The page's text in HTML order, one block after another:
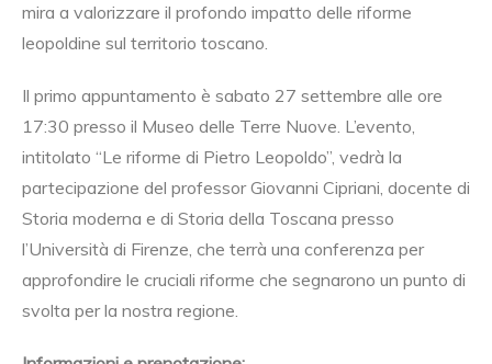
mira a valorizzare il profondo impatto delle riforme
leopoldine sul territorio toscano.
Il primo appuntamento è sabato 27 settembre alle ore
17:30 presso il Museo delle Terre Nuove. L’evento,
intitolato “Le riforme di Pietro Leopoldo”, vedrà la
partecipazione del professor Giovanni Cipriani, docente di
Storia moderna e di Storia della Toscana presso
l’Università di Firenze, che terrà una conferenza per
approfondire le cruciali riforme che segnarono un punto di
svolta per la nostra regione.